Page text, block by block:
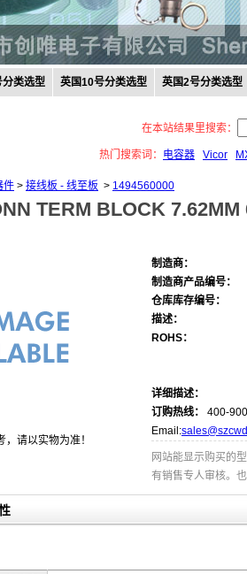
类选型 英国10号分类选型 英国2号分类选型
在本站结果里搜索：
热门搜索词： 电容器 Vicor
件 > 接线板 - 线至板 > 1494560000
TERM BLOCK 7.62MM
请以实物为准！
制造商：
制造商产品编号：
仓库库存编号：
描述：
ROHS：
详细描述：
订购热线：
400-
Email:
网站能显示购买的
有销售专人审核。